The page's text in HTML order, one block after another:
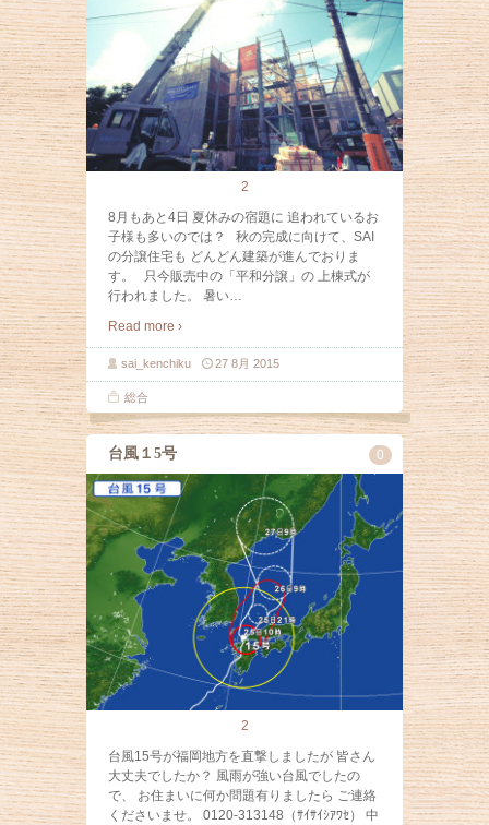
2
8月もあと4日 夏休みの宿題に 追われているお
子様も多いのでは？ 秋の完成に向けて、SAI
の分譲住宅も どんどん建築が進んでおりま
す。 只今販売中の「平和分譲」の 上棟式が
行われました。 暑い…
Read more ›
sai_kenchiku 27 8月 2015
総合
台風１5号 0
2
台風15号が福岡地方を直撃しましたが 皆さん
大丈夫でしたか？ 風雨が強い台風でしたの
で、 お住まいに何か問題有りましたら ご連絡
くださいませ。 0120-313148（ｻｲｻｲｼｱﾜｾ） 中